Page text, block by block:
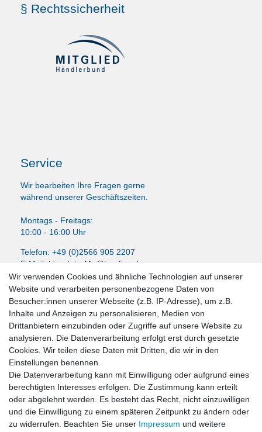
§ Rechtssicherheit
Service
Wir bearbeiten Ihre Fragen gerne
während unserer Geschäftszeiten.
Montags - Freitags:
10:00 - 16:00 Uhr
Telefon: +49 (0)2566 905 2207
E-Mail:LissyInterMo@t-online.de
News-Letter abonieren
VORNAME NACHNAME
E-MAIL **
Newsletter
Honig
Hiermit bestätige ich, dass ich dieDaten­schutz­erklärunggelesen habe. Meine
Einwilligung kann ich jederzeit widerrufen.**
Wir verwenden Cookies und ähnliche Technologien auf unserer
Website und verarbeiten personenbezogene Daten von
Besucher:innen unserer Webseite (z.B. IP-Adresse), um z.B.
Inhalte und Anzeigen zu personalisieren, Medien von
Drittanbietern einzubinden oder Zugriffe auf unsere Website zu
analysieren. Die Datenverarbeitung erfolgt erst durch gesetzte
Cookies. Wir teilen diese Daten mit Dritten, die wir in den
Einstellungen benennen.
Die Datenverarbeitung kann mit Einwilligung oder aufgrund eines
berechtigten Interesses erfolgen. Die Zustimmung kann erteilt
oder abgelehnt werden. Es besteht das Recht, nicht einzuwilligen
und die Einwilligung zu einem späteren Zeitpunkt zu ändern oder
zu widerrufen. Beachten Sie unser Impressum und weitere